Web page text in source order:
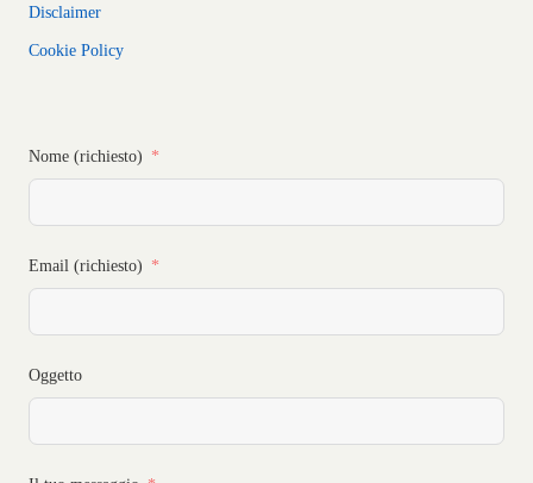
Disclaimer
Cookie Policy
Nome (richiesto)
Email (richiesto)
Oggetto